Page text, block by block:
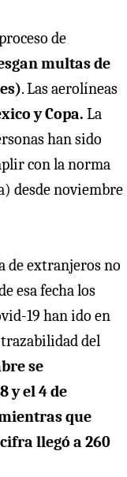
de
multas de
. Las aerolíneas
y Copa. La
han sido
con la norma
desde noviembre
de extranjeros no
esa fecha los
19 han ido en
del
se
y el 4 de
que
llegó a 260